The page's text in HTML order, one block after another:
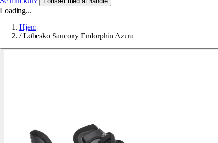
Loading...
Hjem
/ Løbesko Saucony Endorphin Azura